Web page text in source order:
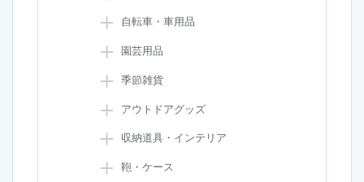
自転車・車用品
園芸用品
季節雑貨
アウトドアグッズ
収納道具・インテリア
鞄・ケース